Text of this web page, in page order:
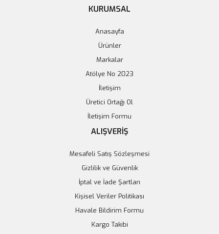
KURUMSAL
Anasayfa
Ürünler
Markalar
Atölye No 2023
İletişim
Üretici Ortağı Ol
İletişim Formu
ALIŞVERİŞ
Mesafeli Satış Sözleşmesi
Gizlilik ve Güvenlik
İptal ve İade Şartları
Kişisel Veriler Politikası
Havale Bildirim Formu
Kargo Takibi